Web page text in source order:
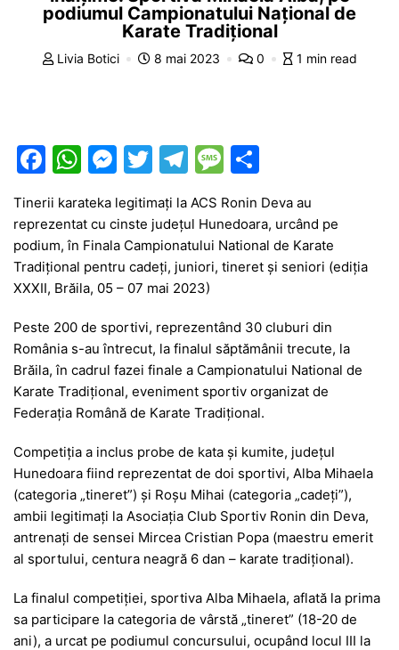
podiumul Campionatului Național de
Karate Tradițional
Livia Botici 8 mai 2023 0 1 min read
F
a
c
e
b
o
o
k
W
at
s
A
p
p
M
s
s
e
n
g
er
T
w
itt
er
T
e
gr
a
m
M
s
s
a
e
ta
je
a
ă
Tinerii karateka legitimaţi la ACS Ronin Deva au
reprezentat cu cinste județul Hunedoara, urcând pe
podium, în Finala Campionatului National de Karate
Tradițional pentru cadeți, juniori, tineret şi seniori (ediția
XXXII, Brăila, 05 – 07 mai 2023)
Peste 200 de sportivi, reprezentând 30 cluburi din
România s-au întrecut, la finalul săptămânii trecute, la
Brăila, în cadrul fazei finale a Campionatului National de
Karate Tradițional, eveniment sportiv organizat de
Federația Română de Karate Tradițional.
Competiţia a inclus probe de kata şi kumite, judeţul
Hunedoara fiind reprezentat de doi sportivi, Alba Mihaela
(categoria „tineret”) și Roșu Mihai (categoria „cadeți”),
ambii legitimaţi la Asociaţia Club Sportiv Ronin din Deva,
antrenați de sensei Mircea Cristian Popa (maestru emerit
al sportului, centura neagră 6 dan – karate tradiţional).
La finalul competiției, sportiva Alba Mihaela, aflată la prima
sa participare la categoria de vârstă „tineret” (18-20 de
ani), a urcat pe podiumul concursului, ocupând locul III la